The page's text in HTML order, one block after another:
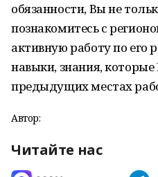
обязанности, Вы не
познакомитесь с
активную работу по его
навыки, знания,
предыдущих местах
Автор:
Читайте нас